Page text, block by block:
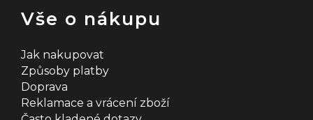
Vše o nákupu
Jak nakupovat
Způsoby platby
Doprava
Reklamace a vrácení zboží